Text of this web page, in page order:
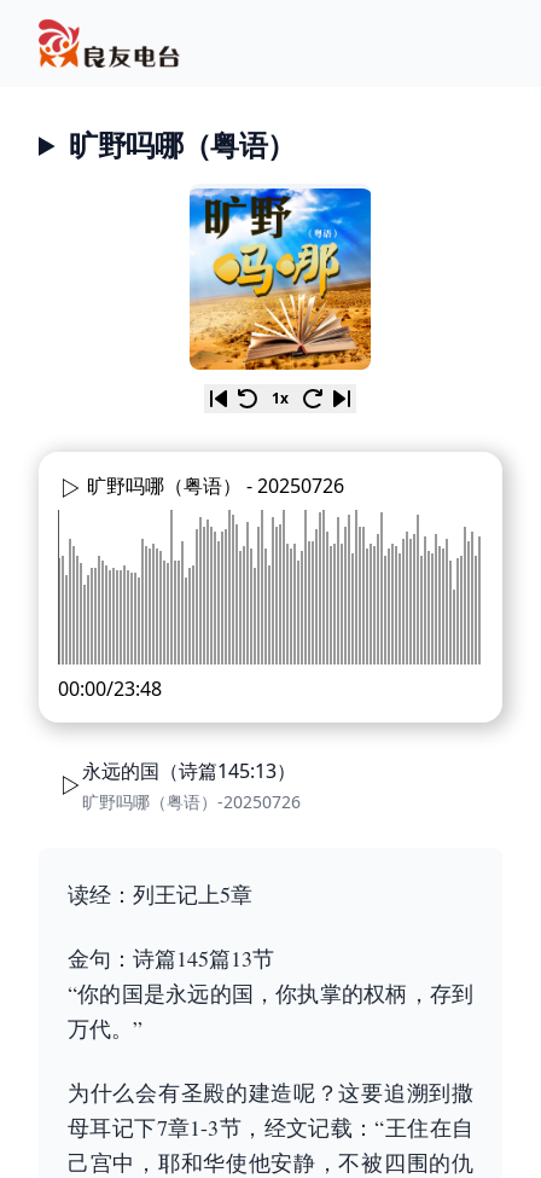
旷野吗哪（粤语）
1x
旷野吗哪（粤语） -20250726
00:00/23:48
永远的国（诗篇145:13）
旷野吗哪（粤语）-20250726
读经：列王记上5章
金句：诗篇145篇13节
“你的国是永远的国，你执掌的权柄，存到
万代。”
为什么会有圣殿的建造呢？这要追溯到撒
母耳记下7章1-3节，经文记载：“王住在自
己宫中，耶和华使他安静，不被四围的仇